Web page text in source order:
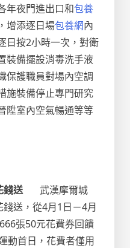
年夜門進出口和包養
增添逐日場包養網內
日按2小時一次，對衛
裝備擺設消毒洗手液
保護職員對場內空調
施裝備停止專門研究
陞室內空氣暢通等等
錢送
武漢摩爾城
送，從4月1日－4月
張50元花費券回饋
動首日，花費者僅用